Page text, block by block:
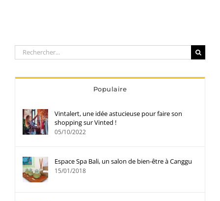
Rechercher:
Populaire
Vintalert, une idée astucieuse pour faire son
shopping sur Vinted !
05/10/2022
Espace Spa Bali, un salon de bien-être à Canggu
15/01/2018